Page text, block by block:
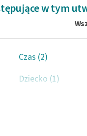
w tym
Czas (2)
Dziecko (1)